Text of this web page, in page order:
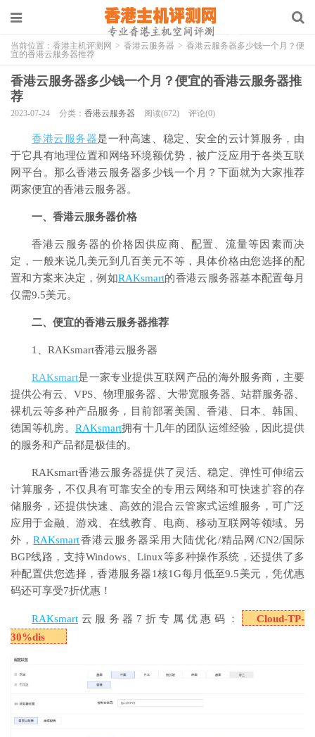
当前位置： 香港主机评测网 > 香港云服务器 > 香港云服务器多少钱一个月？便
宜的香港云服务器推荐
香港云服务器多少钱一个月？便宜的香港云服务器推
荐
2023-07-24 分类： 香港云服务器 阅读(672) 评论(0)
香港云服务器是一种高速、稳定、安全的云计算服务，由
于它具有地理位置和网络环境额优势，被广泛应用于各类互联
网平台。那么香港云服务器多少钱一个月？下面就为大家推荐
两家便宜的香港云服务器。
一、香港云服务器价格
香港云服务器的价格因供应商、配置、流量等因素而决
定，一般来说几美元到几百美元不等，具体价格由您选择的配
置和方案来决定，例如RAKsmart的香港云服务器基本配置每月
仅需9.5美元。
二、便宜的香港云服务器推荐
1、RAKsmart香港云服务器
RAKsmart是一家专业提供互联网产品的海外服务商，主要
提供公有云、VPS、物理服务器、大带宽服务器、站群服务器、
裸机云等多种产品服务，目前部署美国、香港、日本、韩国、
德国等机房。 RAKsmart拥有十几年的团队运维经验，因此提供
的服务和产品都是极佳的。
RAKsmart香港云服务器提供了灵活、稳定、弹性可伸缩云
计算服务，不仅具有可靠安全的专用云网络和可快速扩容的存
储服务，还提供快速、高效的混合云管家式运维服务，可广泛
应用于金融、游戏、在线教育、电商、移动互联网等领域。另
外，RAKsmart香港云服务器采用大陆优化/精品网/CN2/国际
BGP线路，支持Windows、Linux等多种操作系统，还提供了多
种配置供您选择，香港服务器1核1G每月低至9.5美元，凭优惠
码还可享受7折优惠！
RAKsmart 云服务器7折专属优惠码：
Cloud-TP-
30%dis